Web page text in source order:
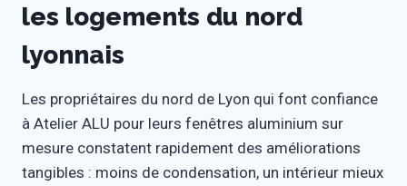
les logements du nord
lyonnais
Les propriétaires du nord de Lyon qui font confiance
à Atelier ALU pour leurs fenêtres aluminium sur
mesure constatent rapidement des améliorations
tangibles : moins de condensation, un intérieur mieux